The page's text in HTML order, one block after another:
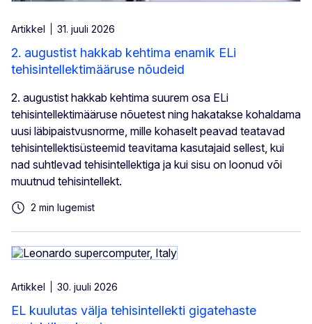
Artikkel 31. juuli 2026
2. augustist hakkab kehtima enamik ELi
tehisintellektimääruse nõudeid
2. augustist hakkab kehtima suurem osa ELi
tehisintellektimääruse nõuetest ning hakatakse kohaldama
uusi läbipaistvusnorme, mille kohaselt peavad teatavad
tehisintellektisüsteemid teavitama kasutajaid sellest, kui
nad suhtlevad tehisintellektiga ja kui sisu on loonud või
muutnud tehisintellekt.
2 min lugemist
Artikkel 30. juuli 2026
EL kuulutas välja tehisintellekti gigatehaste